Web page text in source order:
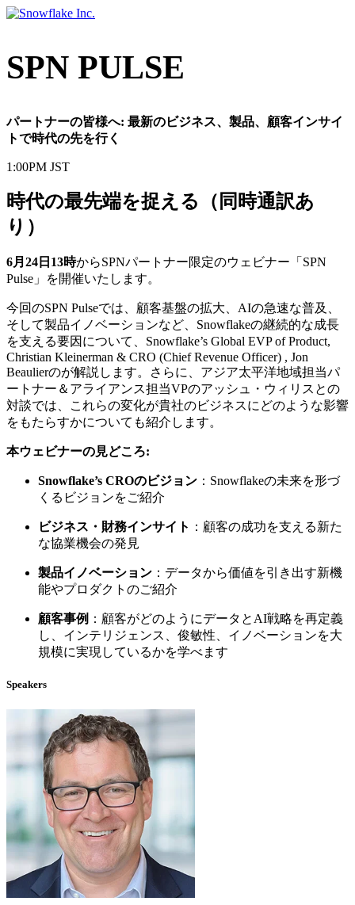
Skip
SPN PULSE
パートナーの皆様へ: 最新のビジネス、製品、顧客インサイ
トで時代の先を行く
1:00PM JST
時代の最先端を捉える（同時通訳あ
り）
6月24日13時からSPNパートナー限定のウェビナー「SPN
Pulse」を開催いたします。
今回のSPN Pulseでは、顧客基盤の拡大、AIの急速な普及、
そして製品イノベーションなど、Snowflakeの継続的な成長
を支える要因について、Snowflake’s Global EVP of Product,
Christian Kleinerman & CRO (Chief Revenue Officer) , Jon
Beaulierのが解説します。さらに、アジア太平洋地域担当パ
ートナー＆アライアンス担当VPのアッシュ・ウィリスとの
対談では、これらの変化が貴社のビジネスにどのような影響
をもたらすかについても紹介します。
本ウェビナーの見どころ:
Snowflake’s CROのビジョン ：Snowflakeの未来を形づ
くるビジョンをご紹介
ビジネス・財務インサイト ：顧客の成功を支える新た
な協業機会の発見
製品イノベーション ：データから価値を引き出す新機
能やプロダクトのご紹介
顧客事例 ：顧客がどのようにデータとAI戦略を再定義
し、インテリジェンス、俊敏性、イノベーションを大
規模に実現しているかを学べます
Speakers